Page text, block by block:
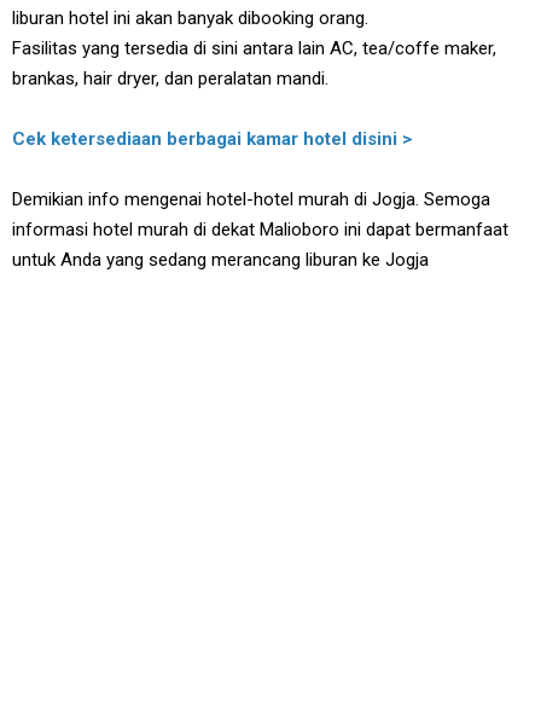
liburan hotel ini akan banyak dibooking orang.
Fasilitas yang tersedia di sini antara lain AC, tea/coffe maker,
brankas, hair dryer, dan peralatan mandi.
Cek ketersediaan berbagai kamar hotel disini >
Demikian info mengenai hotel-hotel murah di Jogja. Semoga
informasi hotel murah di dekat Malioboro ini dapat bermanfaat
untuk Anda yang sedang merancang liburan ke Jogja